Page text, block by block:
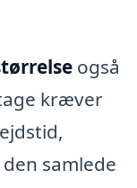
også
kræver
samlede